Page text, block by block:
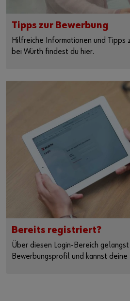
Tipps zur Bewerbung
Hilfreiche Informationen und Tipps
bei Würth findest du hier.
Bereits registriert?
Über diesen Login-Bereich
Bewerbungsprofil und kannst